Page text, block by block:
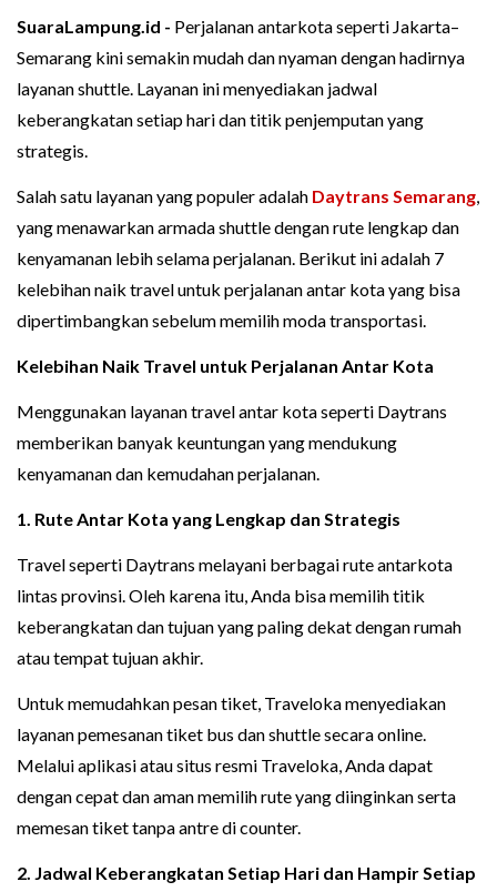
SuaraLampung.id - Perjalanan antarkota seperti Jakarta–
Semarang kini semakin mudah dan nyaman dengan hadirnya
layanan shuttle. Layanan ini menyediakan jadwal
keberangkatan setiap hari dan titik penjemputan yang
strategis.
Salah satu layanan yang populer adalah Daytrans Semarang,
yang menawarkan armada shuttle dengan rute lengkap dan
kenyamanan lebih selama perjalanan. Berikut ini adalah 7
kelebihan naik travel untuk perjalanan antar kota yang bisa
dipertimbangkan sebelum memilih moda transportasi.
Kelebihan Naik Travel untuk Perjalanan Antar Kota
Menggunakan layanan travel antar kota seperti Daytrans
memberikan banyak keuntungan yang mendukung
kenyamanan dan kemudahan perjalanan.
1. Rute Antar Kota yang Lengkap dan Strategis
Travel seperti Daytrans melayani berbagai rute antarkota
lintas provinsi. Oleh karena itu, Anda bisa memilih titik
keberangkatan dan tujuan yang paling dekat dengan rumah
atau tempat tujuan akhir.
Untuk memudahkan pesan tiket, Traveloka menyediakan
layanan pemesanan tiket bus dan shuttle secara online.
Melalui aplikasi atau situs resmi Traveloka, Anda dapat
dengan cepat dan aman memilih rute yang diinginkan serta
memesan tiket tanpa antre di counter.
2. Jadwal Keberangkatan Setiap Hari dan Hampir Setiap